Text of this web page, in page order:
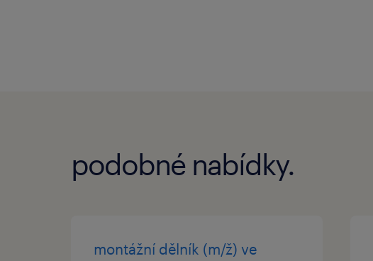
podobné nabídky.
montážní dělník (m/ž) ve